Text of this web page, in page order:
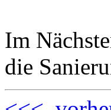
Im
die